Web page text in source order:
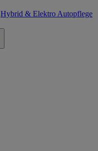
Hybrid & Elektro Autopflege